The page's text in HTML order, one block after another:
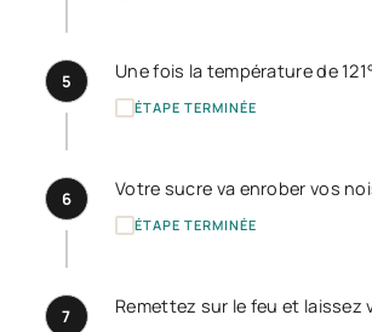
5 Une fois la température de
ÉTAPE TERMINÉE
6 Votre sucre va enrober vos
ÉTAPE TERMINÉE
7 Remettez sur le feu et laissez